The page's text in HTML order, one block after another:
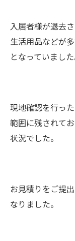
入居者様が退去
生活用品などが
となっていました
現地確認を行っ
範囲に残されて
状況でした。
お見積りをご提
なりました。